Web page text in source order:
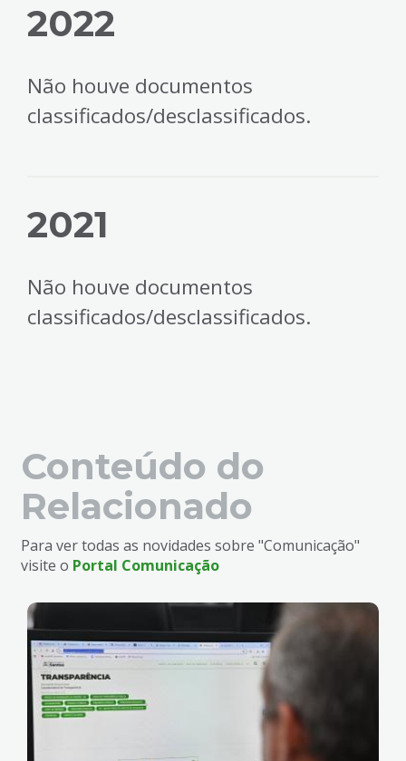
2022
Não houve documentos
classificados/desclassificados.
2021
Não houve documentos
classificados/desclassificados.
Conteúdo do
Relacionado
Para ver todas as novidades sobre "Comunicação"
visite o Portal Comunicação